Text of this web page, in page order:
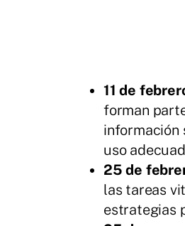
11 de
forman
información
uso
25 de
las tareas
estrategias